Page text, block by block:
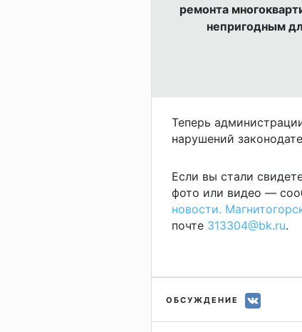
ремонта
непригодным
Теперь
нарушений
Если вы стали
фото или видео —
новости.
почте 313304@bk.ru.
ОБСУЖДЕНИЕ